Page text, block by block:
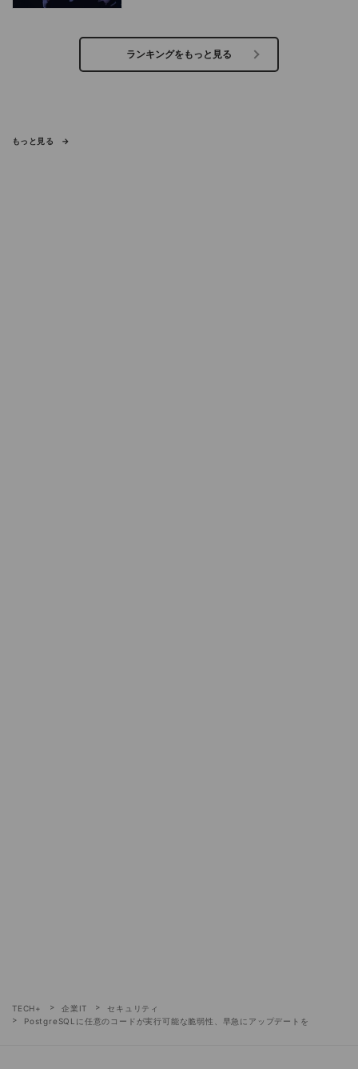
ランキングをもっと見る
もっと見る
TECH+ 企業IT
セキュリティ
PostgreSQLに任意のコードが実行可能な脆弱性、早急にアップデートを